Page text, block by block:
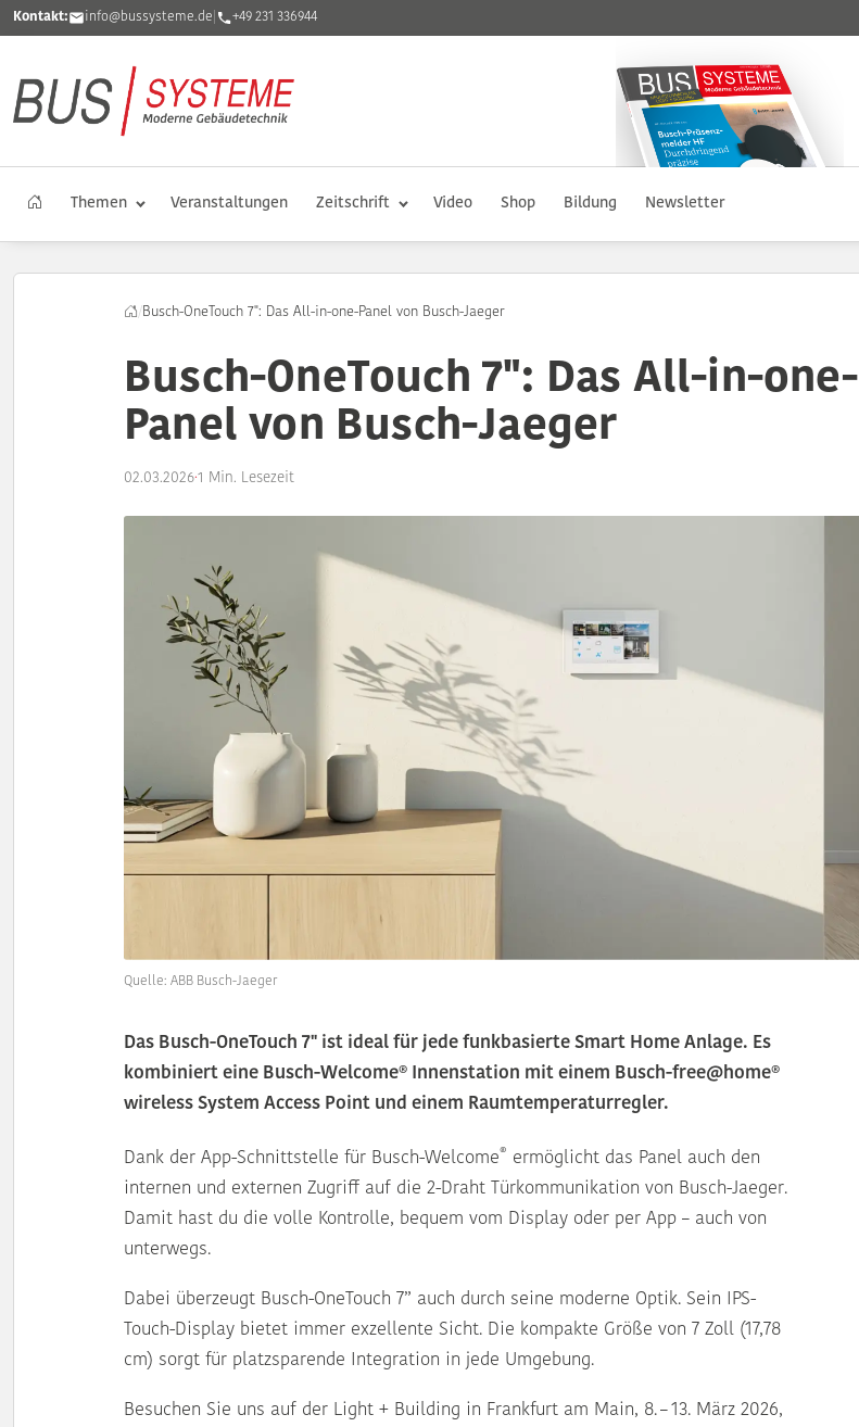
Kontakt: info@bussysteme.de +49 231 336944
Themen Veranstaltungen Zeitschrift Video Shop Bildung Newsletter
/Busch-OneTouch 7": Das All-in-one-Panel von Busch-Jaeger
Busch-OneTouch 7": Das All-in-one-
Panel von Busch-Jaeger
02.03.2026·1 Min. Lesezeit
Quelle: ABB Busch-Jaeger
Das Busch-OneTouch 7" ist ideal für jede funkbasierte Smart Home Anlage. Es
kombiniert eine Busch-Welcome® Innenstation mit einem Busch-free@home®
wireless System Access Point und einem Raumtemperaturregler.
Dank der App-Schnittstelle für Busch-Welcome® ermöglicht das Panel auch den
internen und externen Zugriff auf die 2-Draht Türkommunikation von Busch-Jaeger.
Damit hast du die volle Kontrolle, bequem vom Display oder per App – auch von
unterwegs.
Dabei überzeugt Busch-OneTouch 7” auch durch seine moderne Optik. Sein IPS-
Touch-Display bietet immer exzellente Sicht. Die kompakte Größe von 7 Zoll (17,78
cm) sorgt für platzsparende Integration in jede Umgebung.
Besuchen Sie uns auf der Light + Building in Frankfurt am Main, 8. – 13. März 2026,